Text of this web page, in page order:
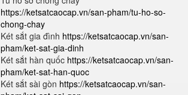
https://ketsatcaocap.vn/san-pham/tu-ho-so-
chong-chay
Két sắt gia đình https://ketsatcaocap.vn/san-
pham/ket-sat-gia-dinh
Két sắt hàn quốc https://ketsatcaocap.vn/san-
pham/ket-sat-han-quoc
Két sắt sài gòn https://ketsatcaocap.vn/san-